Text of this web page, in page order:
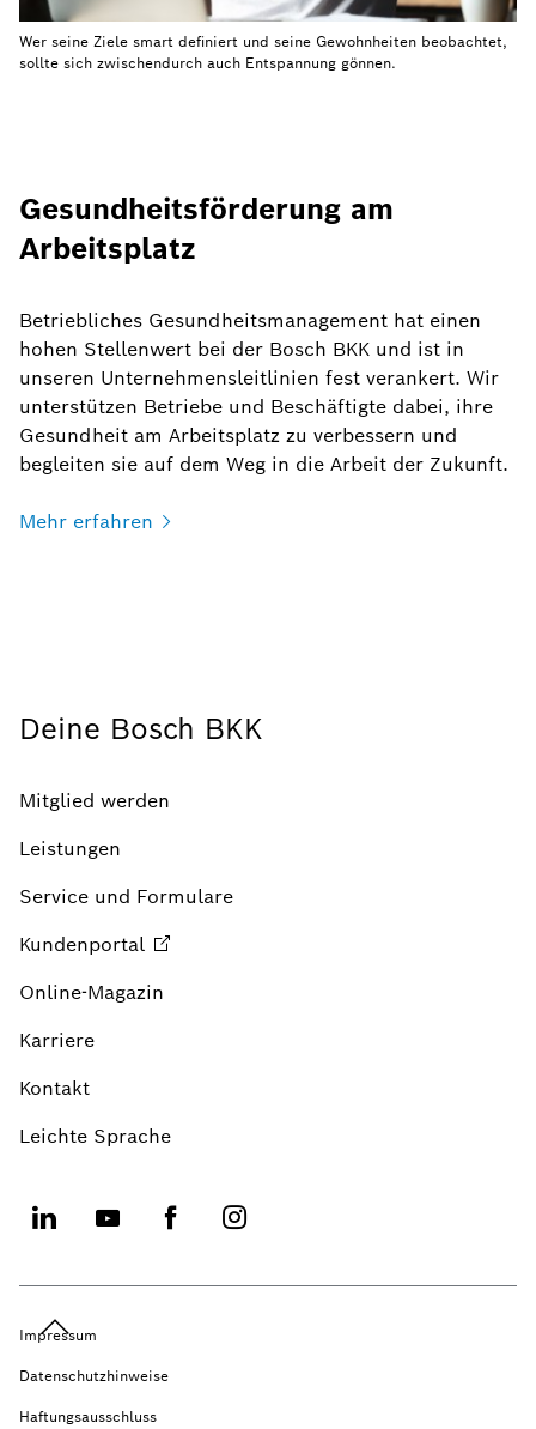
Wer seine Ziele smart definiert und seine Gewohnheiten beobachtet,
sollte sich zwischendurch auch Entspannung gönnen.
Gesundheitsförderung am
Arbeitsplatz
Betriebliches Gesundheitsmanagement hat einen
hohen Stellenwert bei der Bosch BKK und ist in
unseren Unternehmensleitlinien fest verankert. Wir
unterstützen Betriebe und Beschäftigte dabei, ihre
Gesundheit am Arbeitsplatz zu verbessern und
begleiten sie auf dem Weg in die Arbeit der Zukunft.
Mehr erfahren
Deine Bosch BKK
Mitglied werden
Leistungen
Service und Formulare
Kundenportal
Online-Magazin
Karriere
Kontakt
Leichte Sprache
Impressum
Datenschutzhinweise
Haftungsausschluss